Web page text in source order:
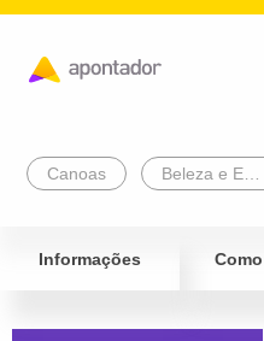
Canoas
Informações